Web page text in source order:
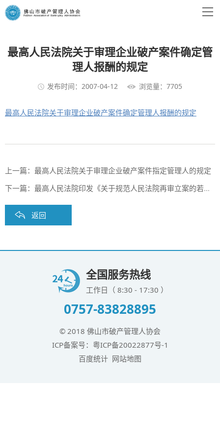
最高人民法院关于审理企业破产案件确定管
理人报酬的规定
发布时间：2007-04-12 浏览量：7705
最高人民法院关于审理企业破产案件确定管理人报酬的规定
上一篇： 最高人民法院关于审理企业破产案件指定管理人的规定
下一篇： 最高人民法院印发《关于规范人民法院再审立案的若干意见（试行）》的通知
返回
全国服务热线
工作日（ 8:30 - 17:30 ）
0757-83828895
© 2018 佛山市破产管理人协会
ICP备案号： 粤ICP备20022877号-1
百度统计 网站地图